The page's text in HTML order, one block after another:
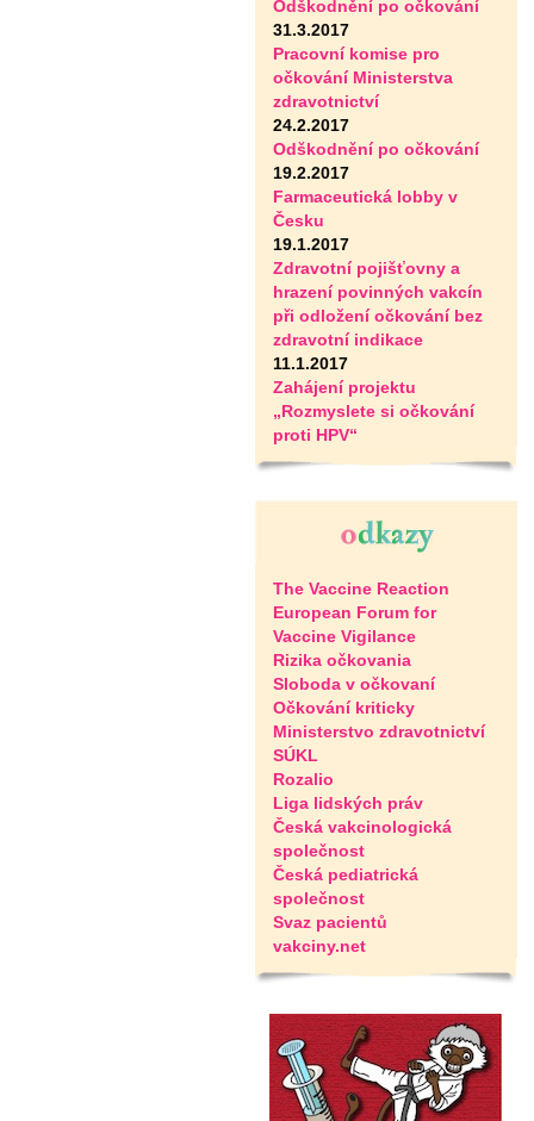
Odškodnění po očkování
31.3.2017
Pracovní komise pro
očkování Ministerstva
zdravotnictví
24.2.2017
Odškodnění po očkování
19.2.2017
Farmaceutická lobby v
Česku
19.1.2017
Zdravotní pojišťovny a
hrazení povinných vakcín
při odložení očkování bez
zdravotní indikace
11.1.2017
Zahájení projektu
„Rozmyslete si očkování
proti HPV“
The Vaccine Reaction
European Forum for
Vaccine Vigilance
Rizika očkovania
Sloboda v očkovaní
Očkování kriticky
Ministerstvo zdravotnictví
SÚKL
Rozalio
Liga lidských práv
Česká vakcinologická
společnost
Česká pediatrická
společnost
Svaz pacientů
vakciny.net